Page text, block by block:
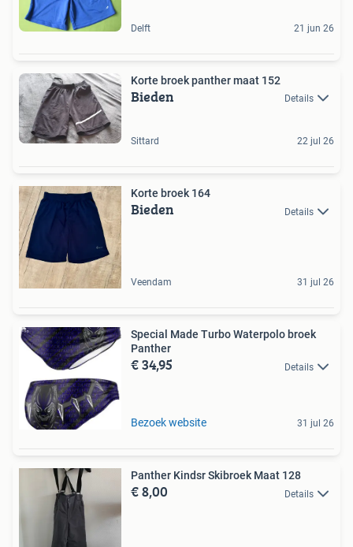
Delft 21 jun 26
Korte broek panther maat 152
Bieden Details
Sittard 22 jul 26
Korte broek 164
Bieden Details
Veendam 31 jul 26
Special Made Turbo Waterpolo broek
Panther
€ 34,95 Details
Bezoek website 31 jul 26
Panther Kindsr Skibroek Maat 128
€ 8,00 Details